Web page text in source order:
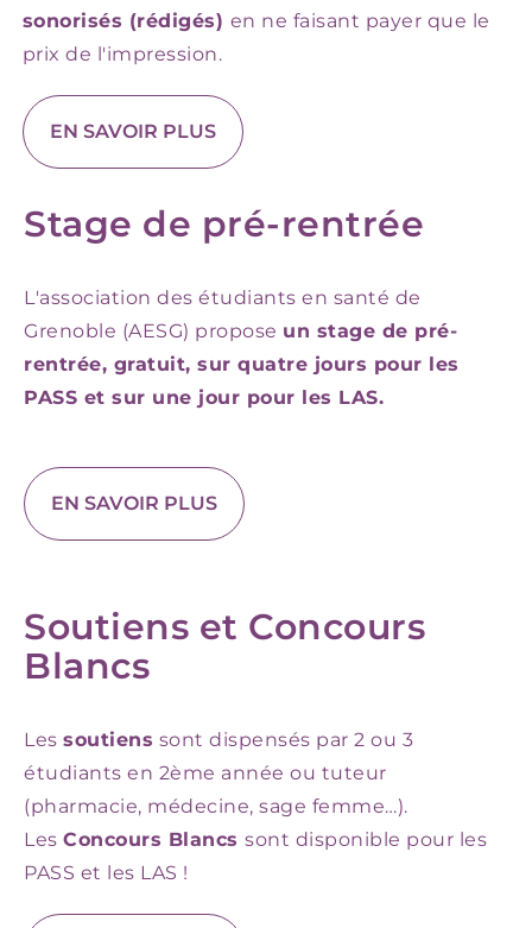
sonorisés (rédigés) en ne faisant payer que le
prix de l'impression.
EN SAVOIR PLUS
Stage de pré-rentrée
L'association des étudiants en santé de
Grenoble (AESG) propose un stage de pré-
rentrée, gratuit, sur quatre jours pour les
PASS et sur une jour pour les LAS.
EN SAVOIR PLUS
Soutiens et Concours
Blancs
Les soutiens sont dispensés par 2 ou 3
étudiants en 2ème année ou tuteur
(pharmacie, médecine, sage femme…).
Les Concours Blancs sont disponible pour les
PASS et les LAS !